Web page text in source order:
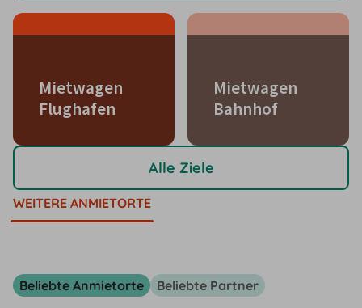
Mietwagen
Flughafen
Mietwagen
Bahnhof
Alle Ziele
WEITERE ANMIETORTE
Beliebte Anmietorte Beliebte Partner